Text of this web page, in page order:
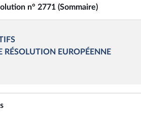
n° 2771 (Sommaire)
RÉSOLUTION EUROPÉENNE